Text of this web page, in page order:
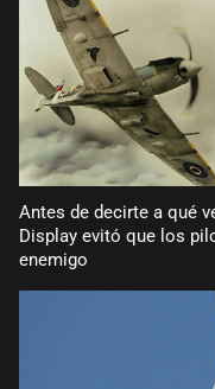
Antes de decirte a qué
Display evitó que los
enemigo